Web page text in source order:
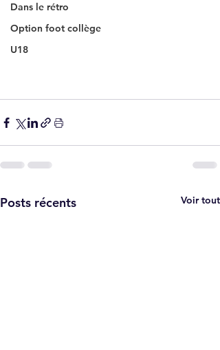
Dans le rétro
Option foot collège
U18
Posts récents Voir tout